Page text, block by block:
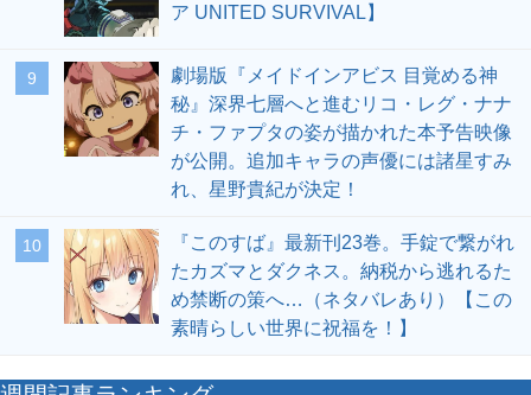
ア UNITED SURVIVAL】
9
劇場版『メイドインアビス 目覚める神
秘』深界七層へと進むリコ・レグ・ナナ
チ・ファプタの姿が描かれた本予告映像
が公開。追加キャラの声優には諸星すみ
れ、星野貴紀が決定！
10
『このすば』最新刊23巻。手錠で繋がれ
たカズマとダクネス。納税から逃れるた
め禁断の策へ…（ネタバレあり）【この
素晴らしい世界に祝福を！】